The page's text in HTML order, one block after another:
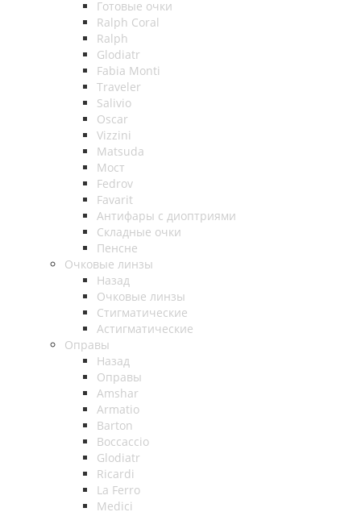
Готовые очки
Ralph Coral
Ralph
Glodiatr
Fabia Monti
Traveler
Salivio
Oscar
Vizzini
Matsuda
Мост
Fedrov
Favarit
Антифары с диоптриями
Складные очки
Пенсне
Очковые линзы
Назад
Очковые линзы
Стигматические
Астигматические
Оправы
Назад
Оправы
Amshar
Armatio
Barton
Boccaccio
Glodiatr
Ricardi
La Ferro
Medici